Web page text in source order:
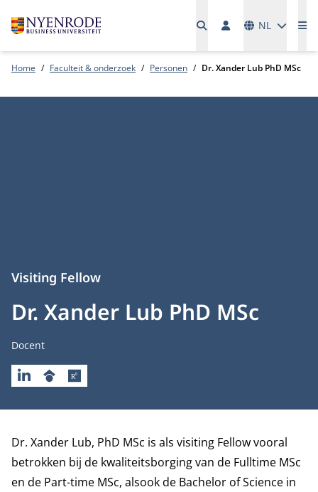
NL
Home Faculteit & onderzoek Personen Dr. Xander Lub PhD MSc
Dr. Xander Lub PhD MSc
Visiting Fellow
Functietitel
Docent
LINKEDINGOOGLESCHOLAR
RESEARCHGATE
Biografie
Dr. Xander Lub, PhD MSc is als visiting Fellow vooral
betrokken bij de kwaliteitsborging van de Fulltime MSc
en de Part-time MSc, alsook de Bachelor of Science in